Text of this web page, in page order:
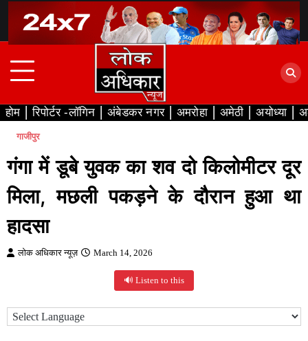
content
होम रिपोर्टर -लॉगिन अंबेडकर नगर अमरोहा अमेठी अयोध्या
गाजीपुर
गंगा में डूबे युवक का शव दो किलोमीटर दूर
मिला, मछली पकड़ने के दौरान हुआ था
हादसा
लोक अधिकार न्यूज़ March 14, 2026
🔊 Listen to this